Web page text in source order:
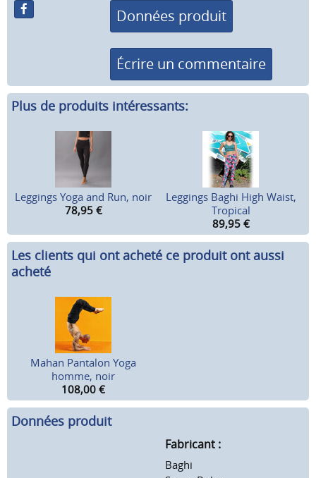
Données produit
Écrire un commentaire
Plus de produits intéressants:
Leggings Yoga and Run, noir
78,95 €
Leggings Baghi High Waist,
Tropical
89,95 €
Les clients qui ont acheté ce produit ont aussi
acheté
Mahan Pantalon Yoga
homme, noir
108,00 €
Données produit
Fabricant :
Baghi